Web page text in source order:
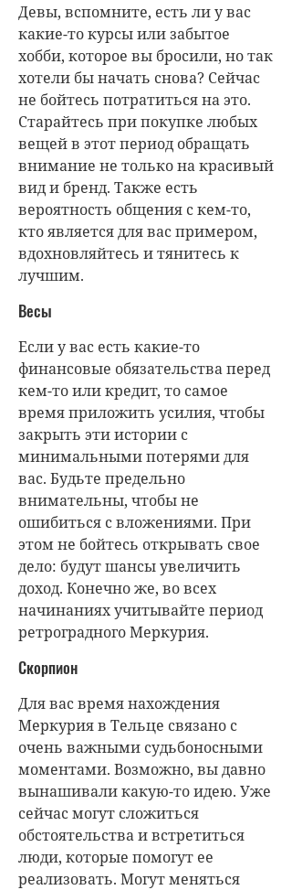
Девы, вспомните, есть ли у вас
какие-то курсы или забытое
хобби, которое вы бросили, но так
хотели бы начать снова? Сейчас
не бойтесь потратиться на это.
Старайтесь при покупке любых
вещей в этот период обращать
внимание не только на красивый
вид и бренд. Также есть
вероятность общения с кем-то,
кто является для вас примером,
вдохновляйтесь и тянитесь к
лучшим.
Весы
Если у вас есть какие-то
финансовые обязательства перед
кем-то или кредит, то самое
время приложить усилия, чтобы
закрыть эти истории с
минимальными потерями для
вас. Будьте предельно
внимательны, чтобы не
ошибиться с вложениями. При
этом не бойтесь открывать свое
дело: будут шансы увеличить
доход. Конечно же, во всех
начинаниях учитывайте период
ретроградного Меркурия.
Скорпион
Для вас время нахождения
Меркурия в Тельце связано с
очень важными судьбоносными
моментами. Возможно, вы давно
вынашивали какую-то идею. Уже
сейчас могут сложиться
обстоятельства и встретиться
люди, которые помогут ее
реализовать. Могут меняться